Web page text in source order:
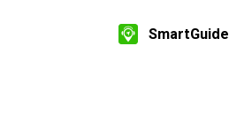
SmartGuide